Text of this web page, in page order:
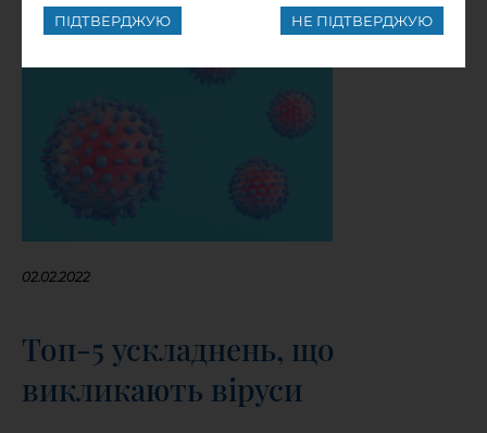
02.02.2022
Топ-5 ускладнень, що
викликають віруси
ПІДТВЕРДЖУЮ НЕ ПІДТВЕРДЖУЮ